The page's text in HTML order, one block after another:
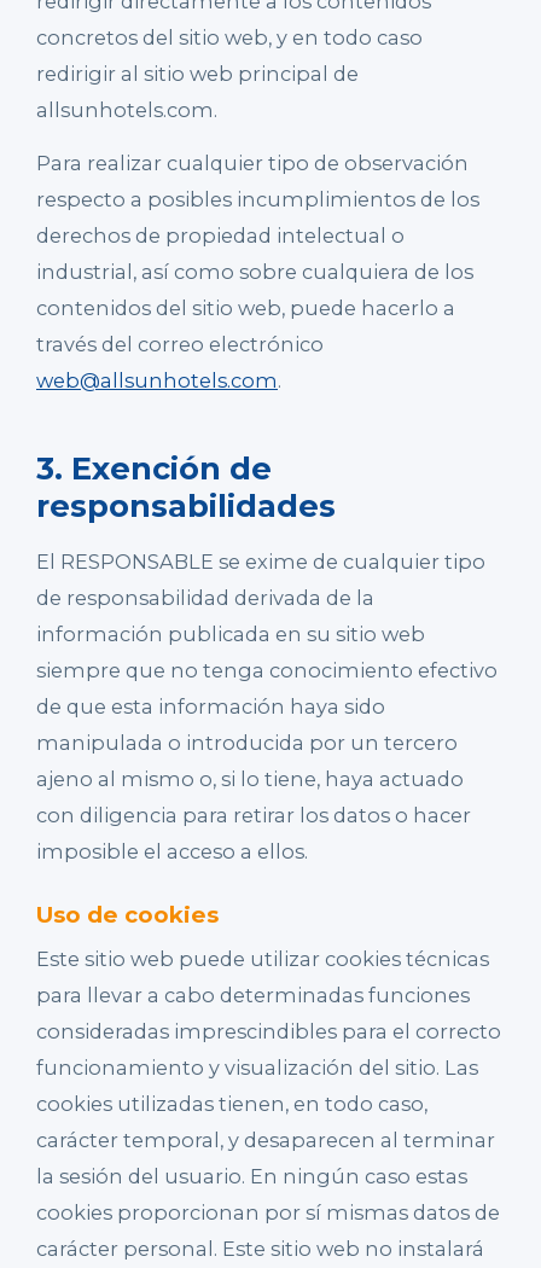
concretos del sitio web, y en todo caso
redirigir al sitio web principal de
allsunhotels.com.
Para realizar cualquier tipo de observación
respecto a posibles incumplimientos de los
derechos de propiedad intelectual o
industrial, así como sobre cualquiera de los
contenidos del sitio web, puede hacerlo a
través del correo electrónico
web@allsunhotels.com.
3. Exención de
responsabilidades
El RESPONSABLE se exime de cualquier tipo
de responsabilidad derivada de la
información publicada en su sitio web
siempre que no tenga conocimiento efectivo
de que esta información haya sido
manipulada o introducida por un tercero
ajeno al mismo o, si lo tiene, haya actuado
con diligencia para retirar los datos o hacer
imposible el acceso a ellos.
Uso de cookies
Este sitio web puede utilizar cookies técnicas
para llevar a cabo determinadas funciones
consideradas imprescindibles para el correcto
funcionamiento y visualización del sitio. Las
cookies utilizadas tienen, en todo caso,
carácter temporal, y desaparecen al terminar
la sesión del usuario. En ningún caso estas
cookies proporcionan por sí mismas datos de
carácter personal. Este sitio web no instalará